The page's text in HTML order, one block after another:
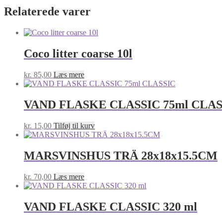
antal
Relaterede varer
Coco litter coarse 10l
kr. 85,00 Læs mere
VAND FLASKE CLASSIC 75ml
kr. 15,00 Tilføj til kurv
MARSVINSHUS TRÄ 28x18x15.5CM
kr. 70,00 Læs mere
VAND FLASKE CLASSIC 320 ml